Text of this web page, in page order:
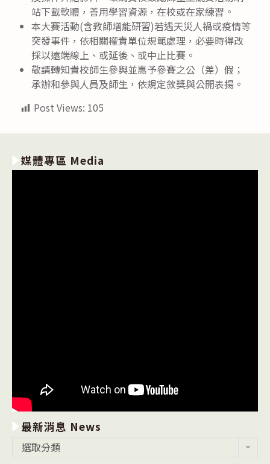
站下載軟體，善用學習資源，在校或在家練習。
本大賽活動(含教師增能研習)若遇天災人禍或疫情等
突發事件，依相關權責單位規範處理，必要時得改
採以遠端線上、或延後、或中止比賽。
敬請轉知貴校師生參與並惠予參賽之公（差）假；
承辦和參與人員及師生，依規定敘獎與公開表揚。
Post Views: 105
媒體專區 Media
最新消息 News
選取分類